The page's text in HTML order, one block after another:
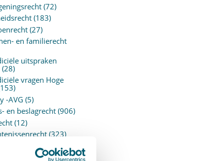
(72)
(183)
(27)
en familierecht
uitspraken
(28)
vragen Hoge
-AVG (5)
en beslagrecht(906)
(12)
(323)
algemeen